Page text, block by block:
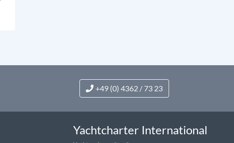
+49 (0) 4362 / 73 23
Yachtcharter International